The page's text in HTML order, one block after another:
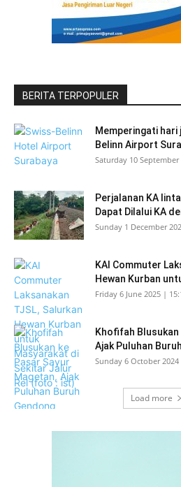
BERITA TERPOPULER
Memperingati hari
Belinn Airport
Saturday 10
Perjalanan KA
Dapat Dilalui KA
Sunday 1 December
KAI Commuter
Hewan Kurban
Friday 6 June 2025 |
Khofifah
Ajak Puluhan
Sunday 6 October
Load more